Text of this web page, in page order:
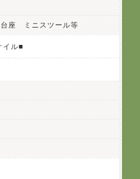
座 ミニスツール等
イル■